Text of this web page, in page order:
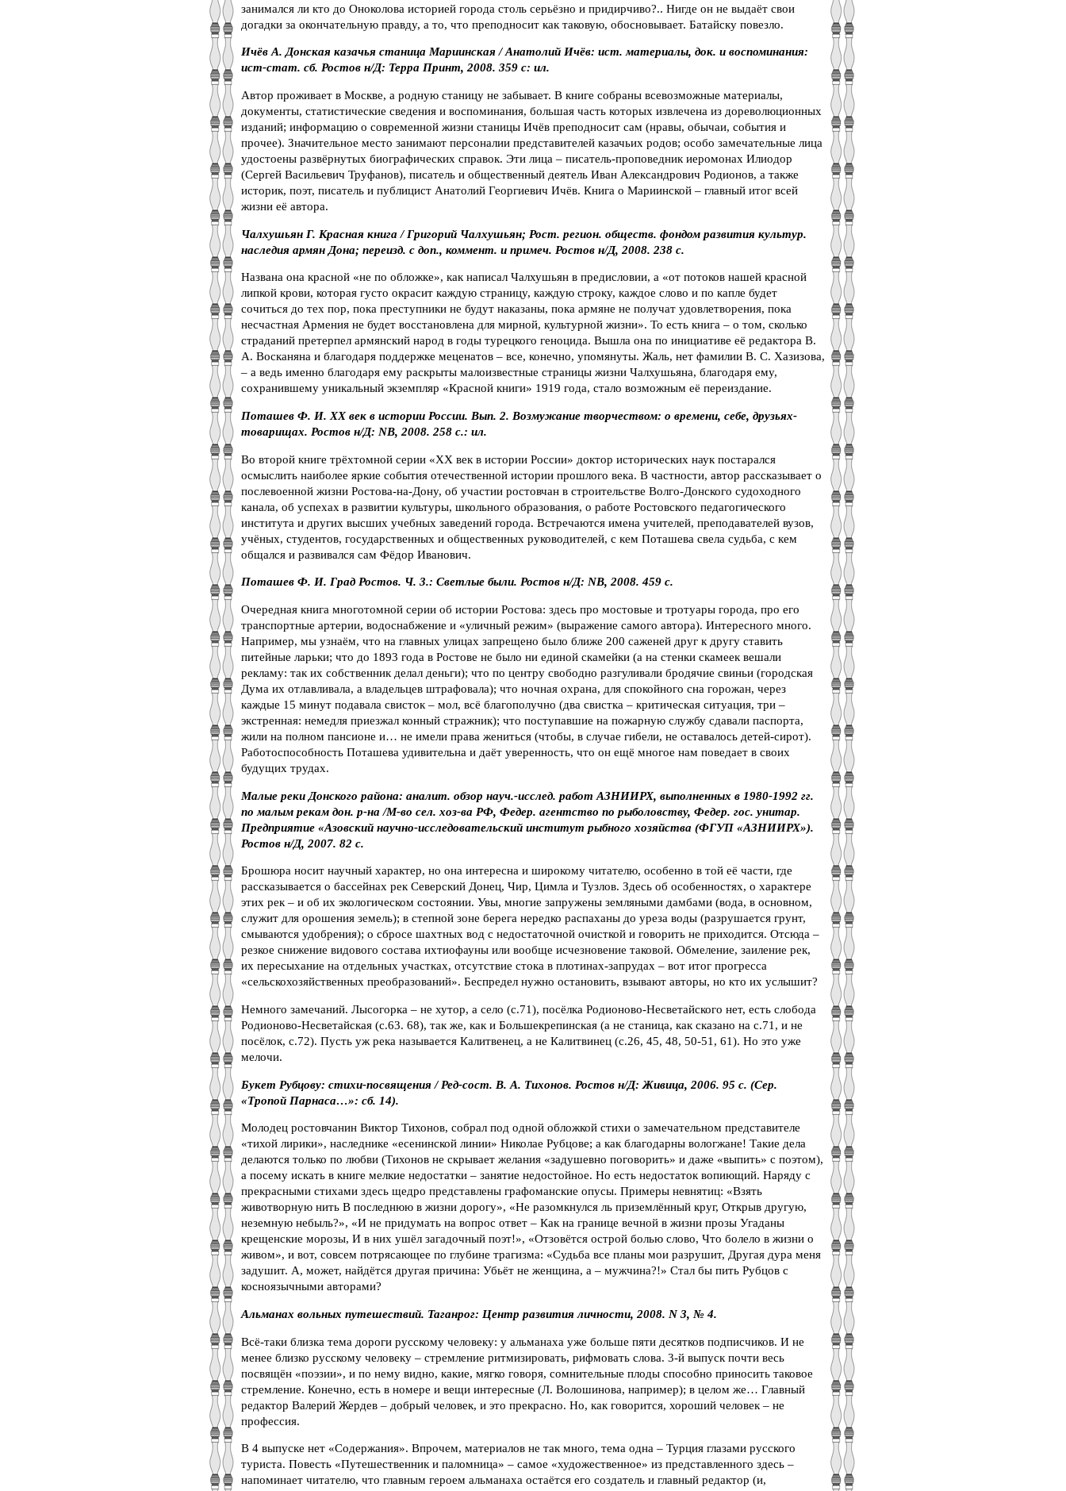
занимался ли кто до Оноколова историей города столь серьёзно и придирчиво?.. Нигде он не выдаёт свои
догадки за окончательную правду, а то, что преподносит как таковую, обосновывает. Батайску повезло.
Ичёв А. Донская казачья станица Мариинская / Анатолий Ичёв: ист. материалы, док. и воспоминания:
ист-стат. сб. Ростов н/Д: Терра Принт, 2008. 359 с: ил.
Автор проживает в Москве, а родную станицу не забывает. В книге собраны всевозможные материалы,
документы, статистические сведения и воспоминания, большая часть которых извлечена из дореволюционных
изданий; информацию о современной жизни станицы Ичёв преподносит сам (нравы, обычаи, события и
прочее). Значительное место занимают персоналии представителей казачьих родов; особо замечательные лица
удостоены развёрнутых биографических справок. Эти лица – писатель-проповедник иеромонах Илиодор
(Сергей Васильевич Труфанов), писатель и общественный деятель Иван Александрович Родионов, а также
историк, поэт, писатель и публицист Анатолий Георгиевич Ичёв. Книга о Мариинской – главный итог всей
жизни её автора.
Чалхушьян Г. Красная книга / Григорий Чалхушьян; Рост. регион. обществ. фондом развития культур.
наследия армян Дона; переизд. с доп., коммент. и примеч. Ростов н/Д, 2008. 238 с.
Названа она красной «не по обложке», как написал Чалхушьян в предисловии, а «от потоков нашей красной
липкой крови, которая густо окрасит каждую страницу, каждую строку, каждое слово и по капле будет
сочиться до тех пор, пока преступники не будут наказаны, пока армяне не получат удовлетворения, пока
несчастная Армения не будет восстановлена для мирной, культурной жизни». То есть книга – о том, сколько
страданий претерпел армянский народ в годы турецкого геноцида. Вышла она по инициативе её редактора В.
А. Восканяна и благодаря поддержке меценатов – все, конечно, упомянуты. Жаль, нет фамилии В. С. Хазизова,
– а ведь именно благодаря ему раскрыты малоизвестные страницы жизни Чалхушьяна, благодаря ему,
сохранившему уникальный экземпляр «Красной книги» 1919 года, стало возможным её переиздание.
Поташев Ф. И. ХХ век в истории России. Вып. 2. Возмужание творчеством: о времени, себе, друзьях-
товарищах. Ростов н/Д: NB, 2008. 258 с.: ил.
Во второй книге трёхтомной серии «ХХ век в истории России» доктор исторических наук постарался
осмыслить наиболее яркие события отечественной истории прошлого века. В частности, автор рассказывает о
послевоенной жизни Ростова-на-Дону, об участии ростовчан в строительстве Волго-Донского судоходного
канала, об успехах в развитии культуры, школьного образования, о работе Ростовского педагогического
института и других высших учебных заведений города. Встречаются имена учителей, преподавателей вузов,
учёных, студентов, государственных и общественных руководителей, с кем Поташева свела судьба, с кем
общался и развивался сам Фёдор Иванович.
Поташев Ф. И. Град Ростов. Ч. 3.: Светлые были. Ростов н/Д: NB, 2008. 459 с.
Очередная книга многотомной серии об истории Ростова: здесь про мостовые и тротуары города, про его
транспортные артерии, водоснабжение и «уличный режим» (выражение самого автора). Интересного много.
Например, мы узнаём, что на главных улицах запрещено было ближе 200 саженей друг к другу ставить
питейные ларьки; что до 1893 года в Ростове не было ни единой скамейки (а на стенки скамеек вешали
рекламу: так их собственник делал деньги); что по центру свободно разгуливали бродячие свиньи (городская
Дума их отлавливала, а владельцев штрафовала); что ночная охрана, для спокойного сна горожан, через
каждые 15 минут подавала свисток – мол, всё благополучно (два свистка – критическая ситуация, три –
экстренная: немедля приезжал конный стражник); что поступавшие на пожарную службу сдавали паспорта,
жили на полном пансионе и… не имели права жениться (чтобы, в случае гибели, не оставалось детей-сирот).
Работоспособность Поташева удивительна и даёт уверенность, что он ещё многое нам поведает в своих
будущих трудах.
Малые реки Донского района: аналит. обзор науч.-исслед. работ АЗНИИРХ, выполненных в 1980-1992 гг.
по малым рекам дон. р-на /М-во сел. хоз-ва РФ, Федер. агентство по рыболовству, Федер. гос. унитар.
Предприятие «Азовский научно-исследовательский институт рыбного хозяйства (ФГУП «АЗНИИРХ»).
Ростов н/Д, 2007. 82 с.
Брошюра носит научный характер, но она интересна и широкому читателю, особенно в той её части, где
рассказывается о бассейнах рек Северский Донец, Чир, Цимла и Тузлов. Здесь об особенностях, о характере
этих рек – и об их экологическом состоянии. Увы, многие запружены земляными дамбами (вода, в основном,
служит для орошения земель); в степной зоне берега нередко распаханы до уреза воды (разрушается грунт,
смываются удобрения); о сбросе шахтных вод с недостаточной очисткой и говорить не приходится. Отсюда –
резкое снижение видового состава ихтиофауны или вообще исчезновение таковой. Обмеление, заиление рек,
их пересыхание на отдельных участках, отсутствие стока в плотинах-запрудах – вот итог прогресса
«сельскохозяйственных преобразований». Беспредел нужно остановить, взывают авторы, но кто их услышит?
Немного замечаний. Лысогорка – не хутор, а село (с.71), посёлка Родионово-Несветайского нет, есть слобода
Родионово-Несветайская (с.63. 68), так же, как и Большекрепинская (а не станица, как сказано на с.71, и не
посёлок, с.72). Пусть уж река называется Калитвенец, а не Калитвинец (с.26, 45, 48, 50-51, 61). Но это уже
мелочи.
Букет Рубцову: стихи-посвящения / Ред-сост. В. А. Тихонов. Ростов н/Д: Живица, 2006. 95 с. (Сер.
«Тропой Парнаса…»: сб. 14).
Молодец ростовчанин Виктор Тихонов, собрал под одной обложкой стихи о замечательном представителе
«тихой лирики», наследнике «есенинской линии» Николае Рубцове; а как благодарны вологжане! Такие дела
делаются только по любви (Тихонов не скрывает желания «задушевно поговорить» и даже «выпить» с поэтом),
а посему искать в книге мелкие недостатки – занятие недостойное. Но есть недостаток вопиющий. Наряду с
прекрасными стихами здесь щедро представлены графоманские опусы. Примеры невнятиц: «Взять
животворную нить В последнюю в жизни дорогу», «Не разомкнулся ль приземлённый круг, Открыв другую,
неземную небыль?», «И не придумать на вопрос ответ – Как на границе вечной в жизни прозы Угаданы
крещенские морозы, И в них ушёл загадочный поэт!», «Отзовётся острой болью слово, Что болело в жизни о
живом», и вот, совсем потрясающее по глубине трагизма: «Судьба все планы мои разрушит, Другая дура меня
задушит. А, может, найдётся другая причина: Убьёт не женщина, а – мужчина?!» Стал бы пить Рубцов с
косноязычными авторами?
Альманах вольных путешествий. Таганрог: Центр развития личности, 2008. N 3, № 4.
Всё-таки близка тема дороги русскому человеку: у альманаха уже больше пяти десятков подписчиков. И не
менее близко русскому человеку – стремление ритмизировать, рифмовать слова. 3-й выпуск почти весь
посвящён «поэзии», и по нему видно, какие, мягко говоря, сомнительные плоды способно приносить таковое
стремление. Конечно, есть в номере и вещи интересные (Л. Волошинова, например); в целом же… Главный
редактор Валерий Жердев – добрый человек, и это прекрасно. Но, как говорится, хороший человек – не
профессия.
В 4 выпуске нет «Содержания». Впрочем, материалов не так много, тема одна – Турция глазами русского
туриста. Повесть «Путешественник и паломница» – самое «художественное» из представленного здесь –
напоминает читателю, что главным героем альманаха остаётся его создатель и главный редактор (и,